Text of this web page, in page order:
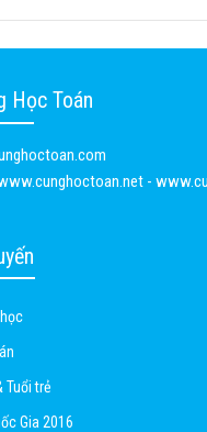
Học Toán
-
Tuổi trẻ
Gia 2016